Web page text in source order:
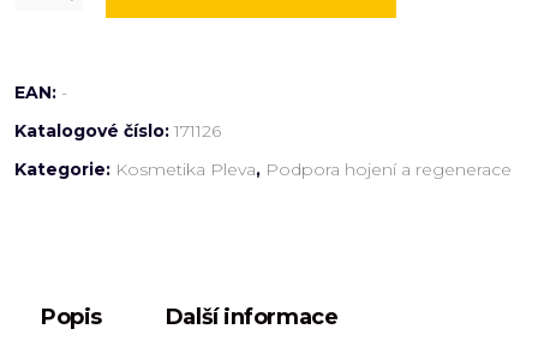
EAN: -
Katalogové číslo:171126
Kategorie: Kosmetika Pleva, Podpora hojení a regenerace
Popis Další informace